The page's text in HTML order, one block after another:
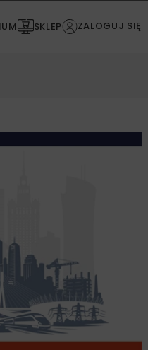
SKLEP ZALOGUJ SIĘ